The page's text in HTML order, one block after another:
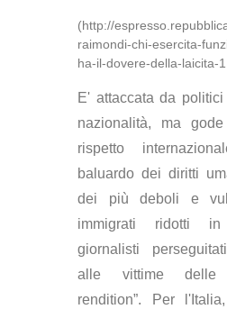
(http://
raimondi-chi-esercita-
ha-il-dovere-della-laicita-
E' attaccata da
nazionalità, ma
rispetto
baluardo dei diritti
dei più deboli e
immigrati ridotti
giornalisti
alle vittime delle
rendition”. Per